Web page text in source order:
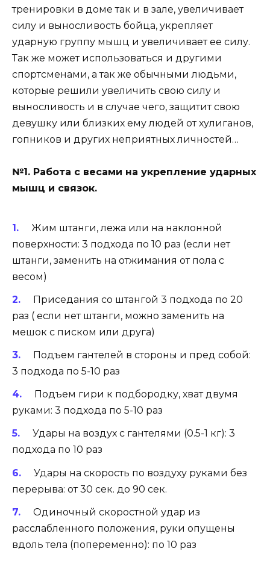
тренировки в доме так и в зале, увеличивает
силу и выносливость бойца, укрепляет
ударную группу мышц и увеличивает ее силу.
Так же может использоваться и другими
спортсменами, а так же обычными людьми,
которые решили увеличить свою силу и
выносливость и в случае чего, защитит свою
девушку или близких ему людей от хулиганов,
гопников и других неприятных личностей…
№1. Работа с весами на укрепление ударных
мышц и связок.
Жим штанги, лежа или на наклонной
поверхности: 3 подхода по 10 раз (если нет
штанги, заменить на отжимания от пола с
весом)
Приседания со штангой 3 подхода по 20
раз ( если нет штанги, можно заменить на
мешок с писком или друга)
Подъем гантелей в стороны и пред собой:
3 подхода по 5-10 раз
Подъем гири к подбородку, хват двумя
руками: 3 подхода по 5-10 раз
Удары на воздух с гантелями (0.5-1 кг): 3
подхода по 10 раз
Удары на скорость по воздуху руками без
перерыва: от 30 сек. до 90 сек.
Одиночный скоростной удар из
расслабленного положения, руки опущены
вдоль тела (попеременно): по 10 раз